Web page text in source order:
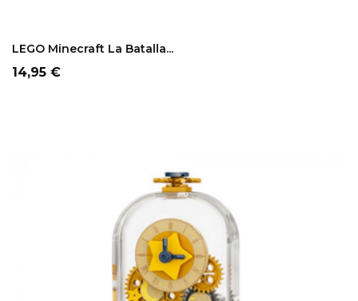
LEGO Minecraft La Batalla...
Precio
14,95 €